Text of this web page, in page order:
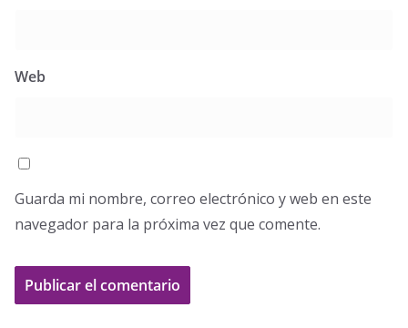
Web
Guarda mi nombre, correo electrónico y web en este
navegador para la próxima vez que comente.